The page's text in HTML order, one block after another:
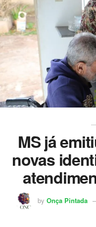
MS já
novas
by Onça Pintada